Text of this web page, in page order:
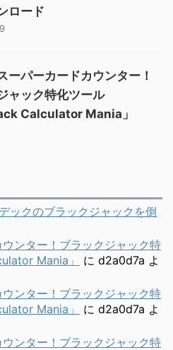
ロード
ーパーカードカウンター！
ャック特化ツール
Calculator Mania」
ックのブラックジャックを倒
ンター！ブラックジャック特
Mania」
に d2a0d7a よ
ンター！ブラックジャック特
Mania」
に d2a0d7a よ
ンター！ブラックジャック特